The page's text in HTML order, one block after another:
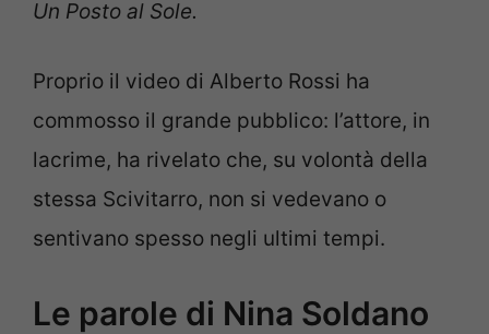
Un Posto al Sole.
Proprio il video di Alberto Rossi ha
commosso il grande pubblico: l’attore, in
lacrime, ha rivelato che, su volontà della
stessa Scivitarro, non si vedevano o
sentivano spesso negli ultimi tempi.
Le parole di Nina Soldano